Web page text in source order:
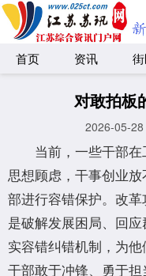
首页 资讯
对敢拍板
2026-05-28
当前，一些干部
思想顾虑，干事创业
部进行容错保护。改
是破解发展困局、回
实容错纠错机制，为
干部敢于冲锋、勇于担